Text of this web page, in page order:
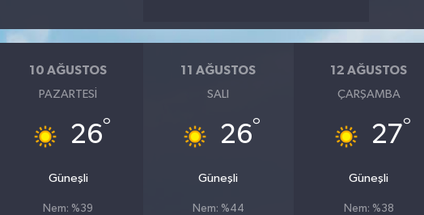
10 AĞUSTOS
PAZARTESI
26°
Güneşli
Nem: %39
11 AĞUSTOS
SALI
26°
Güneşli
Nem: %44
12 AĞUSTOS
ÇARŞAMBA
27°
Güneşli
Nem: %38